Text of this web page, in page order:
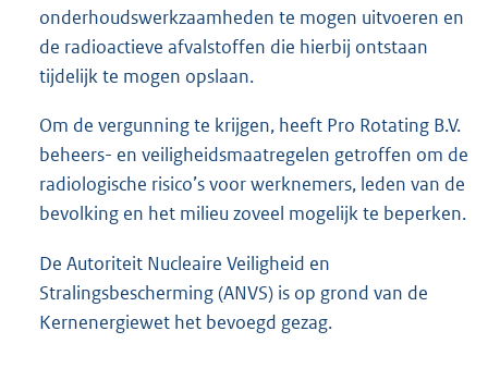
onderhoudswerkzaamheden te mogen uitvoeren en
de radioactieve afvalstoffen die hierbij ontstaan
tijdelijk te mogen opslaan.
Om de vergunning te krijgen, heeft Pro Rotating B.V.
beheers- en veiligheidsmaatregelen getroffen om de
radiologische risico’s voor werknemers, leden van de
bevolking en het milieu zoveel mogelijk te beperken.
De Autoriteit Nucleaire Veiligheid en
Stralingsbescherming (ANVS) is op grond van de
Kernenergiewet het bevoegd gezag.